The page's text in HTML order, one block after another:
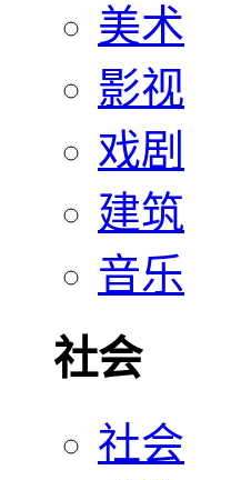
美术
影视
戏剧
建筑
音乐
社会
社会